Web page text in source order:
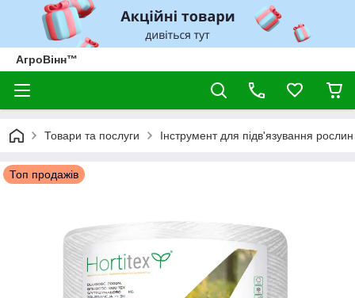
АгроВінн™
Товари та послуги Інструмент для підв'язування рослин
Топ продажів